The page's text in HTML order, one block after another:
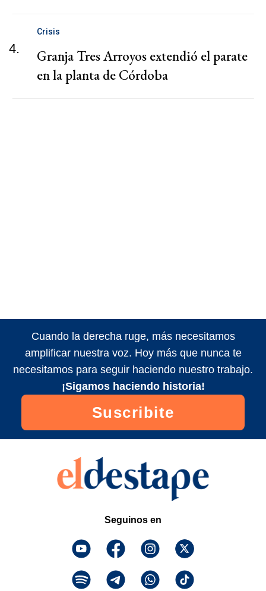
4.
Crisis
Granja Tres Arroyos extendió el parate
en la planta de Córdoba
Cuando la derecha ruge, más necesitamos
amplificar nuestra voz. Hoy más que nunca te
necesitamos para seguir haciendo nuestro trabajo.
¡Sigamos haciendo historia!
Suscribite
Seguinos en